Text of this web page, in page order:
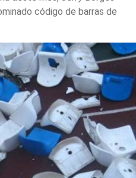
código de barras de